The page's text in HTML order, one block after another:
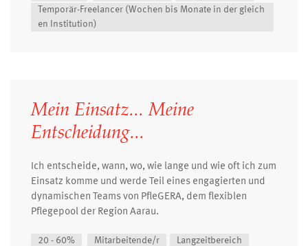
Temporär-Freelancer (Wochen bis Monate in der gleich
en Institution)
Mein Einsatz... Meine
Entscheidung...
Ich entscheide, wann, wo, wie lange und wie oft ich zum
Einsatz komme und werde Teil eines engagierten und
dynamischen Teams von PfleGERA, dem flexiblen
Pflegepool der Region Aarau.
20 - 60% Mitarbeitende/r
Langzeitbereich